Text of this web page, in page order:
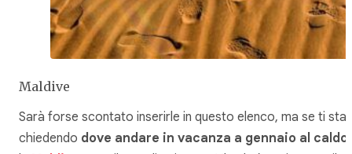
Maldive
Sarà forse scontato inserirle in questo elenco, ma se ti stai
chiedendo dove andare in vacanza a gennaio al caldo